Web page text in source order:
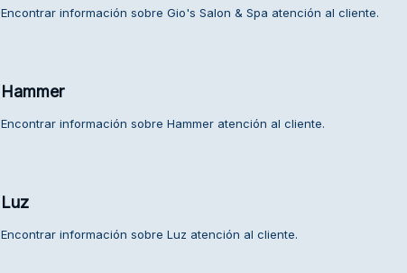
Encontrar información sobre Gio's Salon & Spa atención al cliente.
Hammer
Encontrar información sobre Hammer atención al cliente.
Luz
Encontrar información sobre Luz atención al cliente.